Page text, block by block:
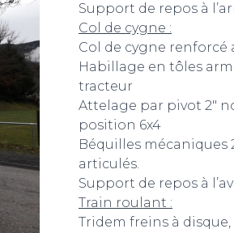
Support de repos à
Col de cygne :
Col de cygne
Habillage en tôles
tracteur
Attelage par pivot 2"
position 6x4
Béquilles mécaniques
articulés.
Support de repos à
Train roulant :
Tridem freins à